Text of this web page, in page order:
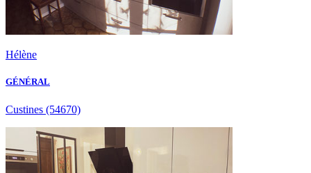
Hélène
GÉNÉRAL
Custines (54670)